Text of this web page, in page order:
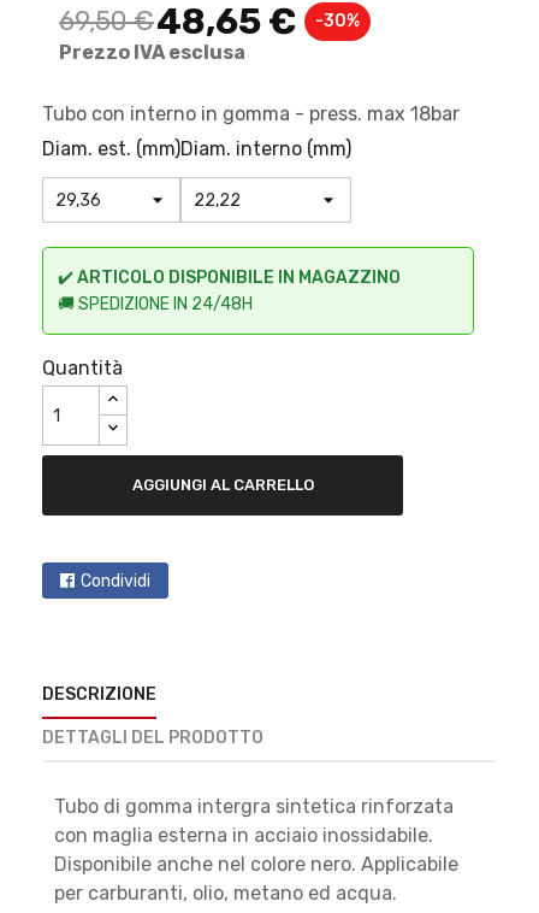
69,50 €48,65 € -30%
Prezzo IVA esclusa
Tubo con interno in gomma - press. max 18bar
Diam. est. (mm)Diam. interno (mm)
✔️ARTICOLO DISPONIBILE IN MAGAZZINO
🚚 SPEDIZIONE IN 24/48H
Quantità
AGGIUNGI AL CARRELLO
Condividi
DESCRIZIONE
DETTAGLI DEL PRODOTTO
Tubo di gomma intergra sintetica rinforzata
con maglia esterna in acciaio inossidabile.
Disponibile anche nel colore nero. Applicabile
per carburanti, olio, metano ed acqua.